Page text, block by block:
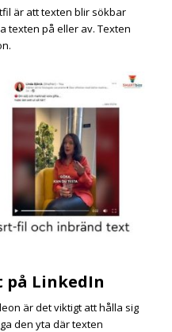
är att texten blir sökbar
texten på eller av. Texten
LinkedIn
är det viktigt att hålla sig
den yta där texten